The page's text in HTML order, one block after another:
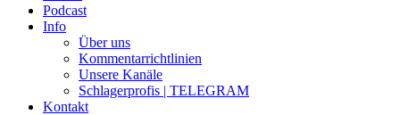
Podcast
Info
Über uns
Kommentarrichtlinien
Unsere Kanäle
Schlagerprofis | TELEGRAM
Kontakt